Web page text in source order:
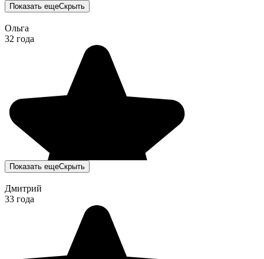
Показать ещеСкрыть
Ольга
32 года
Показать ещеСкрыть
Дмитрий
33 года